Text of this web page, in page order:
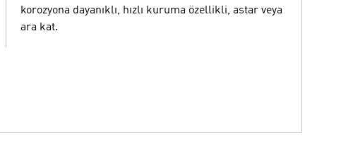
korozyona dayanıklı, hızlı kuruma özellikli, astar veya
ara kat.